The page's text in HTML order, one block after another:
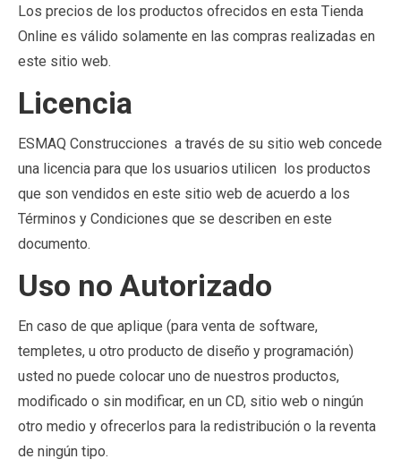
Los precios de los productos ofrecidos en esta Tienda
Online es válido solamente en las compras realizadas en
este sitio web.
Licencia
ESMAQ Construcciones a través de su sitio web concede
una licencia para que los usuarios utilicen los productos
que son vendidos en este sitio web de acuerdo a los
Términos y Condiciones que se describen en este
documento.
Uso no Autorizado
En caso de que aplique (para venta de software,
templetes, u otro producto de diseño y programación)
usted no puede colocar uno de nuestros productos,
modificado o sin modificar, en un CD, sitio web o ningún
otro medio y ofrecerlos para la redistribución o la reventa
de ningún tipo.